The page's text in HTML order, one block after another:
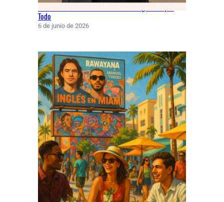
Todo
6 de junio de 2026